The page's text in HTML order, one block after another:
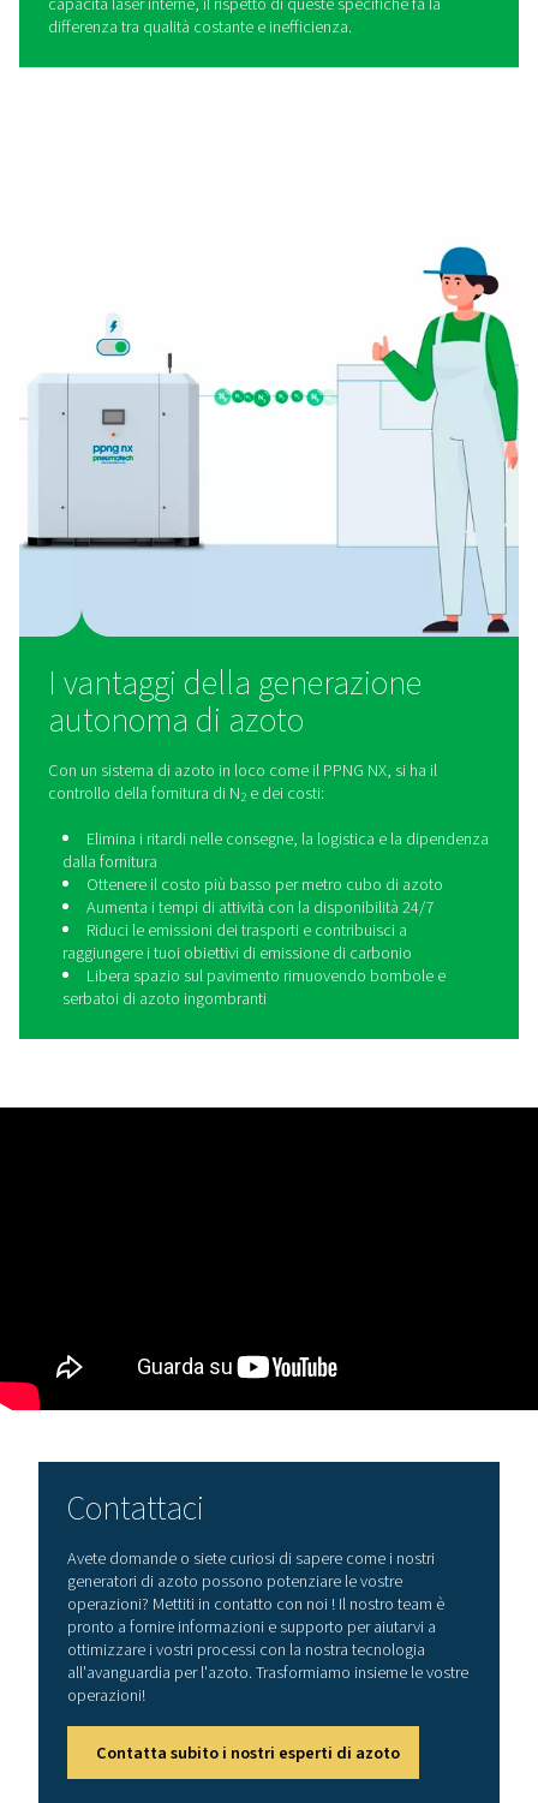
Perché il taglio laser ha
di più dal gas di supporto
Il taglio laser combina velocità e qualità, ma solo
configurazione del gas di supporto (azoto, ossigeno o
miscela) soddisfa requisiti rigorosi:
Alta pressioneper stare al passo con i laser a
potenza di oggi
La giusta purezzaper evitare l'ossidazione e
Gas di alta qualità, privo di contaminanti che